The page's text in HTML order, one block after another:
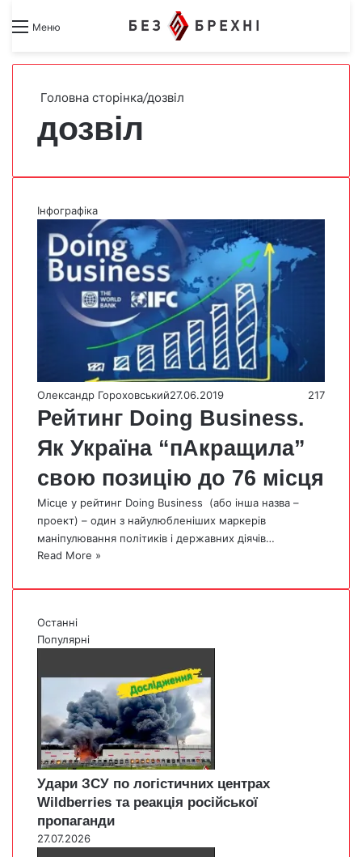
Меню Search forSwitch skin
Головна сторінка/дозвіл
дозвіл
Інфографіка
Олександр Гороховський27.06.2019 217
Рейтинг Doing Business.
Як Україна “пАкращила”
свою позицію до 76 місця
Місце у рейтинг Doing Business (або інша назва –
проект) – один з найулюбленіших маркерів
маніпулювання політиків і державних діячів…
Read More »
Останні
Популярні
Удари ЗСУ по логістичних центрах
Wildberries та реакція російської
пропаганди
27.07.2026